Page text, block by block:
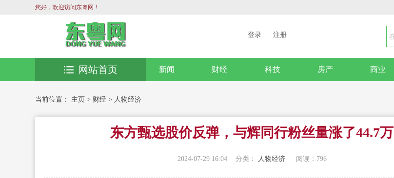
您好，欢迎访问东粤网！
登录 注册
新闻 财经 科技 房产 商业
网站首页
当前位置： 主页 > 财经 > 人物经济
东方甄选股价反弹，与辉同行粉丝量涨了44.7万
2024-07-29 16:04 分类： 人物经济 阅读： 796